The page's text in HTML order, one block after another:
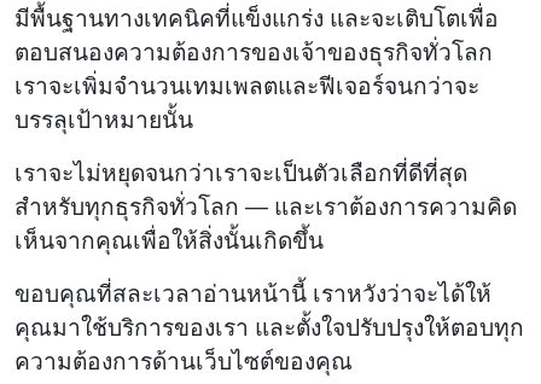
มีพื้นฐานทางเทคนิคที่แข็งแกร่ง และจะเติบโตเพื่อ
ตอบสนองความต้องการของเจ้าของธุรกิจทั่วโลก
เราจะเพิ่มจำนวนเทมเพลตและฟีเจอร์จนกว่าจะ
บรรลุเป้าหมายนั้น
เราจะไม่หยุดจนกว่าเราจะเป็นตัวเลือกที่ดีที่สุด
สำหรับทุกธุรกิจทั่วโลก — และเราต้องการความคิด
เห็นจากคุณเพื่อให้สิ่งนั้นเกิดขึ้น
ขอบคุณที่สละเวลาอ่านหน้านี้ เราหวังว่าจะได้ให้
คุณมาใช้บริการของเรา และตั้งใจปรับปรุงให้ตอบทุก
ความต้องการด้านเว็บไซต์ของคุณ